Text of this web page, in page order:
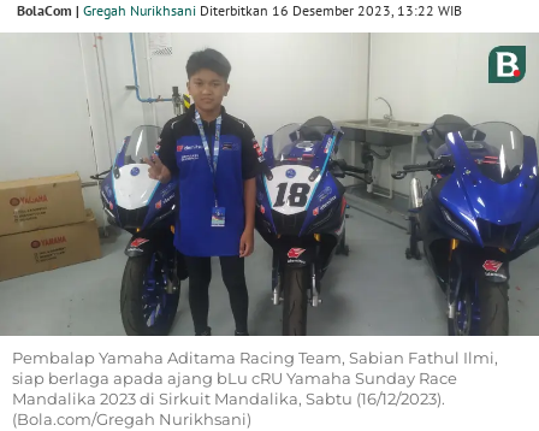
BolaCom | Gregah Nurikhsani Diterbitkan 16 Desember 2023, 13:22 WIB
Pembalap Yamaha Aditama Racing Team, Sabian Fathul Ilmi,
siap berlaga apada ajang bLu cRU Yamaha Sunday Race
Mandalika 2023 di Sirkuit Mandalika, Sabtu (16/12/2023).
(Bola.com/Gregah Nurikhsani)